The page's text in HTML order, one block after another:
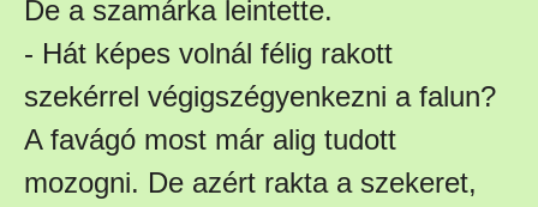
De a szamárka leintette.
- Hát képes volnál félig rakott
szekérrel végigszégyenkezni a falun?
A favágó most már alig tudott
mozogni. De azért rakta a szekeret,